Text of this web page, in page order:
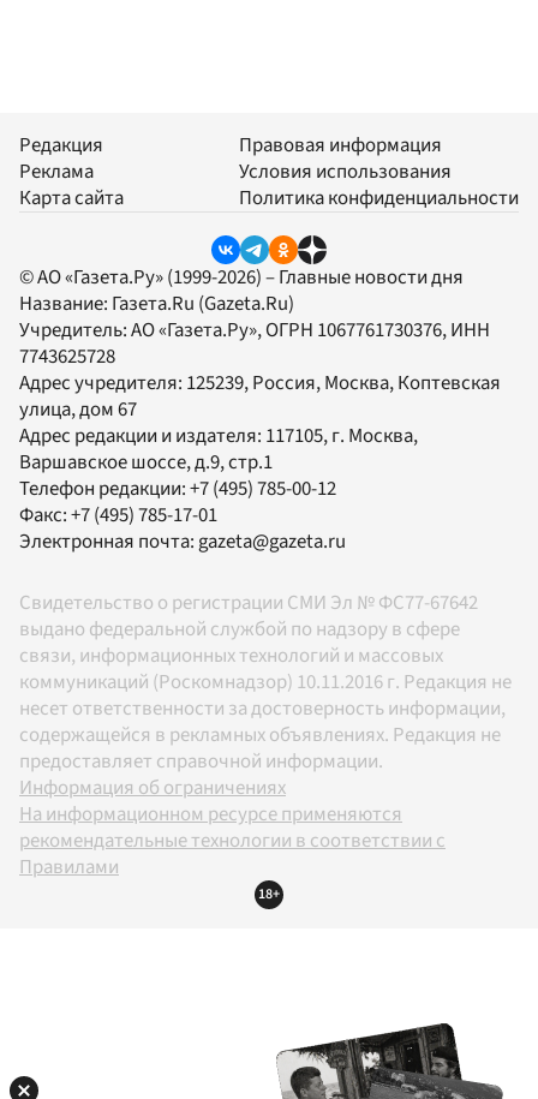
Редакция
Реклама
Карта сайта
Правовая информация
Условия использования
Политика конфиденциальности
© АО «Газета.Ру» (1999-2026) – Главные новости дня
Название: Газета.Ru (Gazeta.Ru)
Учредитель:АО «Газета.Ру», ОГРН 1067761730376, ИНН
7743625728
Адрес учредителя: 125239, Россия, Москва, Коптевская
улица, дом 67
Адрес редакции и издателя: 117105, г. Москва,
Варшавское шоссе, д.9, стр.1
Телефон редакции:+7 (495) 785-00-12
Факс:+7 (495) 785-17-01
Электронная почта:gazeta@gazeta.ru
Свидетельство о регистрации СМИ Эл № ФС77-67642
выдано федеральной службой по надзору в сфере
связи, информационных технологий и массовых
коммуникаций (Роскомнадзор) 10.11.2016 г. Редакция не
несет ответственности за достоверность информации,
содержащейся в рекламных объявлениях. Редакция не
предоставляет справочной информации.
Информация об ограничениях
На информационном ресурсе применяются
рекомендательные технологии в соответствии с
Правилами
18+